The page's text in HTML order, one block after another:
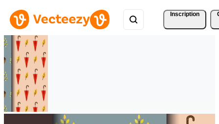
Inscription